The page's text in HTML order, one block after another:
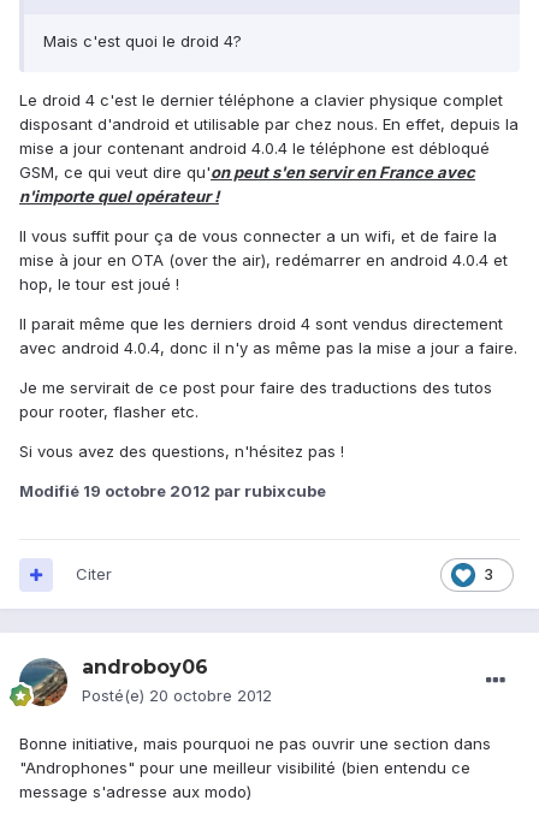
Mais c'est quoi le droid 4?
Le droid 4 c'est le dernier téléphone a clavier physique complet
disposant d'android et utilisable par chez nous. En effet, depuis la
mise a jour contenant android 4.0.4 le téléphone est débloqué
GSM, ce qui veut dire qu'on peut s'en servir en France avec
n'importe quel opérateur !
Il vous suffit pour ça de vous connecter a un wifi, et de faire la
mise à jour en OTA (over the air), redémarrer en android 4.0.4 et
hop, le tour est joué !
Il parait même que les derniers droid 4 sont vendus directement
avec android 4.0.4, donc il n'y as même pas la mise a jour a faire.
Je me servirait de ce post pour faire des traductions des tutos
pour rooter, flasher etc.
Si vous avez des questions, n'hésitez pas !
Modifié 19 octobre 2012 par rubixcube
3
Citer
androboy06
Posté(e) 20 octobre 2012
Bonne initiative, mais pourquoi ne pas ouvrir une section dans
"Androphones" pour une meilleur visibilité (bien entendu ce
message s'adresse aux modo)